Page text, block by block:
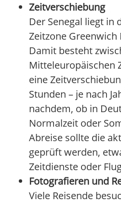
Zeitverschiebung
Der Senegal liegt in
Zeitzone Greenwich
Damit besteht
Mitteleuropäischen
eine
Stunden – je nach
nachdem, ob in
Normalzeit oder
Abreise sollte die
geprüft werden,
Zeitdienste oder
Fotografieren und
Viele Reisende